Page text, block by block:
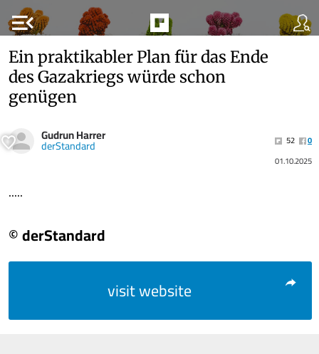
menu_open
Ein praktikabler Plan für das Ende
des Gazakriegs würde schon
genügen
Gudrun Harrer
derStandard 52
0
01.10.2025
.....
© derStandard
visit website